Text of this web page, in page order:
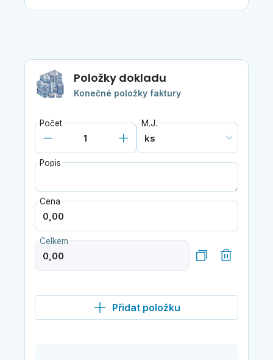
Položky dokladu
Konečné položky faktury
Počet M.J.
Popis
Cena
Celkem
Přidat položku